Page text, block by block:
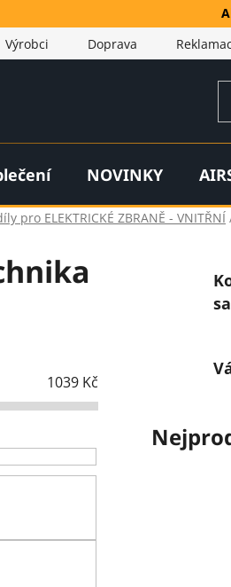
Výrobci Doprava
NOVINKY
pro ELEKTRICKÉ ZBRANĚ - VNITŘNÍ
1039 Kč